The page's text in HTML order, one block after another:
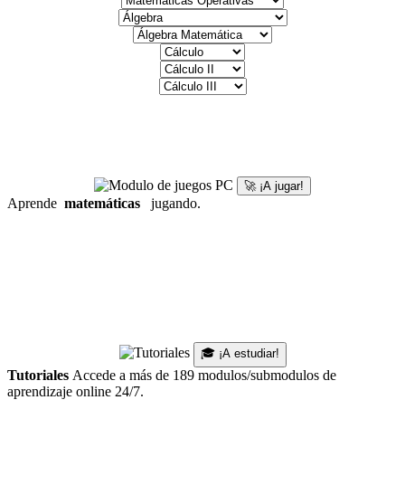
🚀 ¡A jugar!
Aprende matemáticas jugando.
🎓 ¡A estudiar!
Tutoriales Accede a más de 189 modulos/submodulos de
aprendizaje online 24/7.